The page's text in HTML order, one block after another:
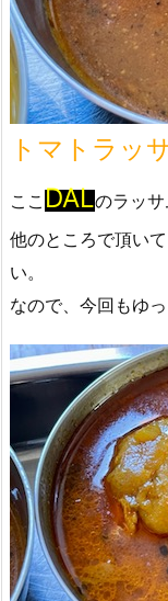
トマトラッ
ここ DALのラッサ
他のところで頂い
い。
なので、今回もゆ